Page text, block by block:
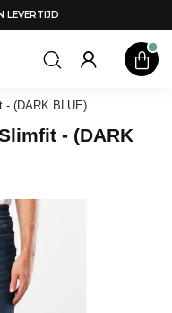
LEVERTIJD
- (DARK BLUE)
- (DARK